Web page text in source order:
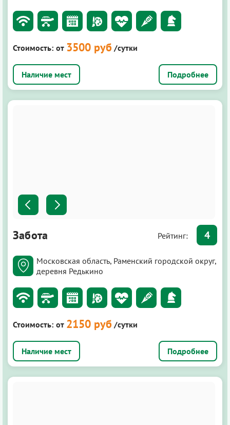
Стоимость: от 3500 руб /сутки
Подробнее
Забота Рейтинг: 4
Московская область, Раменский городской округ,
деревня Редькино
Стоимость: от 2150 руб /сутки
Подробнее